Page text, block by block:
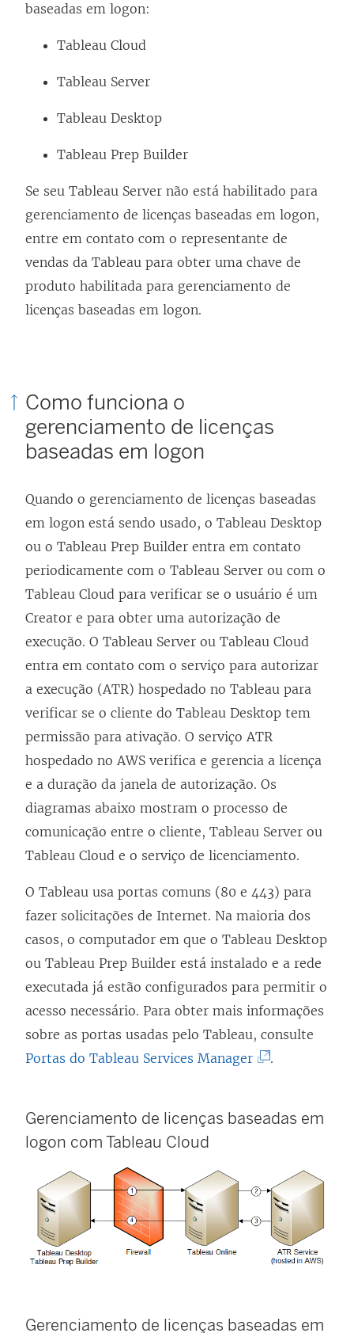
baseadas em logon:
Tableau Cloud
Tableau Server
Tableau Desktop
Tableau Prep Builder
Se seu Tableau Server não está habilitado para
gerenciamento de licenças baseadas em logon,
entre em contato com o representante de
vendas da Tableau para obter uma chave de
produto habilitada para gerenciamento de
licenças baseadas em logon.
Como funciona o
gerenciamento de licenças
baseadas em logon
Quando o gerenciamento de licenças baseadas
em logon está sendo usado, o Tableau Desktop
ou o Tableau Prep Builder entra em contato
periodicamente com o Tableau Server ou com o
Tableau Cloud para verificar se o usuário é um
Creator e para obter uma autorização de
execução. O Tableau Server ou Tableau Cloud
entra em contato com o serviço para autorizar
a execução (ATR) hospedado no Tableau para
verificar se o cliente do Tableau Desktop tem
permissão para ativação. O serviço ATR
hospedado no AWS verifica e gerencia a licença
e a duração da janela de autorização. Os
diagramas abaixo mostram o processo de
comunicação entre o cliente, Tableau Server ou
Tableau Cloud e o serviço de licenciamento.
O Tableau usa portas comuns (80 e 443) para
fazer solicitações de Internet. Na maioria dos
casos, o computador em que o Tableau Desktop
ou Tableau Prep Builder está instalado e a rede
executada já estão configurados para permitir o
acesso necessário. Para obter mais informações
sobre as portas usadas pelo Tableau, consulte
Portas do Tableau Services Manager(
a
b
m
.
Gerenciamento de licenças baseadas em
logon com Tableau Cloud
Gerenciamento de licenças baseadas em